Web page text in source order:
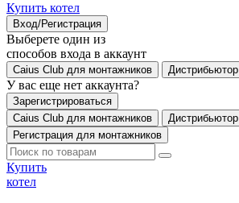
Купить котел
Вход/Регистрация
Выберете один из
способов входа в аккаунт
Caius Club для монтажников Дистрибьютор
У вас еще нет аккаунта?
Зарегистрироваться
Caius Club для монтажников
Дистрибьютор
Регистрация для монтажников
Купить
котел